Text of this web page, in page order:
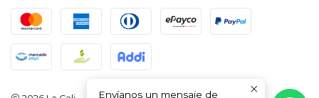
Envíanos un mensaje de